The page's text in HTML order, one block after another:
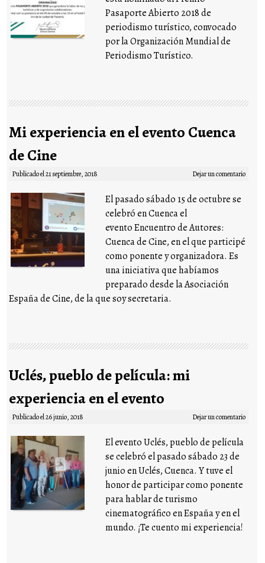
Pasaporte Abierto 2018 de
periodismo turístico, convocado
por la Organización Mundial de
Periodismo Turístico.
Mi experiencia en el evento Cuenca
de Cine
Publicado el21 septiembre, 2018 Dejar un comentario
El pasado sábado 15 de octubre se
celebró en Cuenca el
evento Encuentro de Autores:
Cuenca de Cine, en el que participé
como ponente y organizadora. Es
una iniciativa que habíamos
preparado desde la Asociación
España de Cine, de la que soy secretaria.
Uclés, pueblo de película: mi
experiencia en el evento
Publicado el26 junio, 2018 Dejar un comentario
El evento Uclés, pueblo de película
se celebró el pasado sábado 23 de
junio en Uclés, Cuenca. Y tuve el
honor de participar como ponente
para hablar de turismo
cinematográfico en España y en el
mundo. ¡Te cuento mi experiencia!